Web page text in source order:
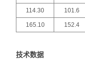
114.30 101.6
165.10 152.4
技术数据